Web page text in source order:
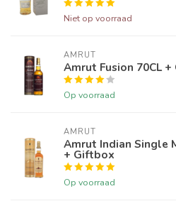
Niet op voorraad
AMRUT
Amrut Fusion 70CL
Op voorraad
AMRUT
Amrut Indian Single
+ Giftbox
Op voorraad